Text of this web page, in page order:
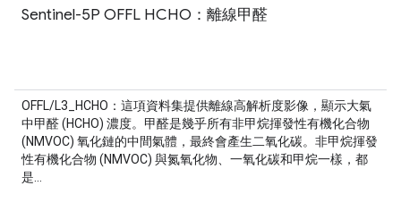
Sentinel-5P OFFL HCHO：離線甲醛
OFFL/L3_HCHO：這項資料集提供離線高解析度影像，顯示大氣
中甲醛 (HCHO) 濃度。甲醛是幾乎所有非甲烷揮發性有機化合物
(NMVOC) 氧化鏈的中間氣體，最終會產生二氧化碳。非甲烷揮發
性有機化合物 (NMVOC) 與氮氧化物、一氧化碳和甲烷一樣，都
是…